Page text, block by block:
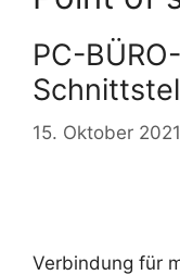
PC-
15. Oktober 2021
Verbindung für